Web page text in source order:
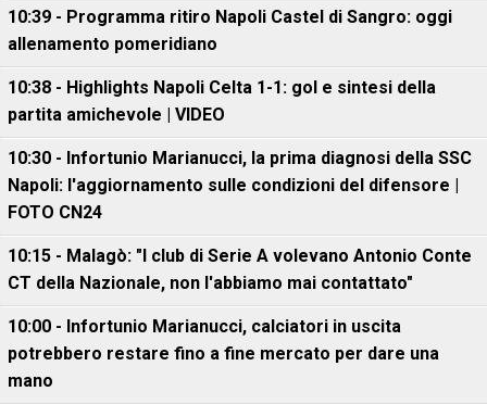
10:39 - Programma ritiro Napoli Castel di Sangro: oggi
allenamento pomeridiano
10:38 - Highlights Napoli Celta 1-1: gol e sintesi della
partita amichevole | VIDEO
10:30 - Infortunio Marianucci, la prima diagnosi della SSC
Napoli: l'aggiornamento sulle condizioni del difensore |
FOTO CN24
10:15 - Malagò: "I club di Serie A volevano Antonio Conte
CT della Nazionale, non l'abbiamo mai contattato"
10:00 - Infortunio Marianucci, calciatori in uscita
potrebbero restare fino a fine mercato per dare una
mano